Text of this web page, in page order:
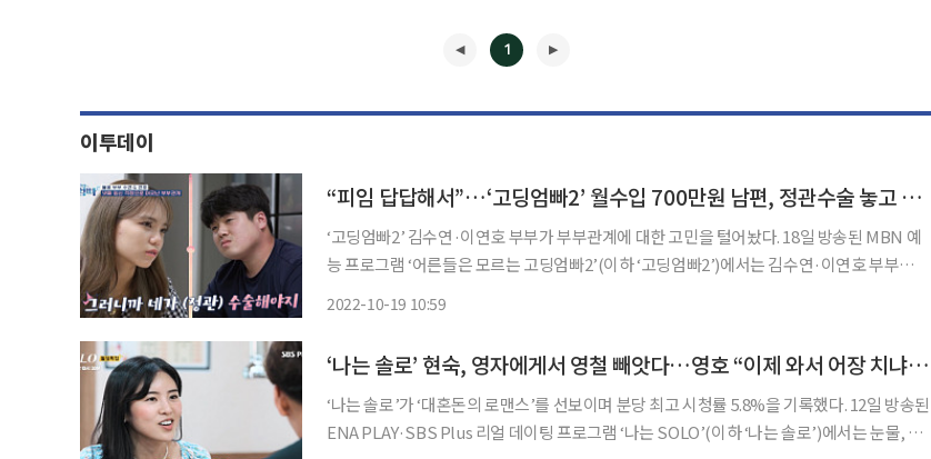
1
이투데이
“피임 답답해서”…‘고딩엄빠2’ 월수입 700만원 남편, 정관수술 놓고 갈등
‘고딩엄빠2’ 김수연·이연호 부부가 부부관계에 대한 고민을 털어놨다. 18일 방송된 MBN 예
능 프로그램 ‘어른들은 모르는 고딩엄빠2’(이하 ‘고딩엄빠2’)에서는 김수연·이연호 부부가
2022-10-19 10:59
‘나는 솔로’ 현숙, 영자에게서 영철 빼앗다…영호 “이제 와서 어장 치냐” 황당
‘나는 솔로’가 ‘대혼돈의 로맨스’를 선보이며 분당 최고 시청률 5.8%을 기록했다. 12일 방송된
ENA PLAY·SBS Plus 리얼 데이팅 프로그램 ‘나는 SOLO’(이하 ‘나는 솔로’)에서는 눈물, 반